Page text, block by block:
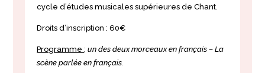
cycle d’études musicales supérieures de Chant.
Droits d’inscription : 60€
Programme:un des deux morceaux en français – La
scène parlée en français.